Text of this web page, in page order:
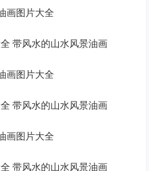
画图片大全
画图片大全
画图片大全